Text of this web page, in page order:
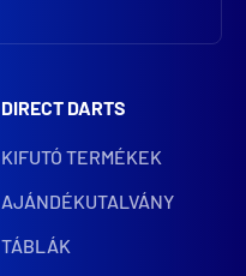
DIRECT DARTS
KIFUTÓ TERMÉKEK
AJÁNDÉKUTALVÁNY
TÁBLÁK